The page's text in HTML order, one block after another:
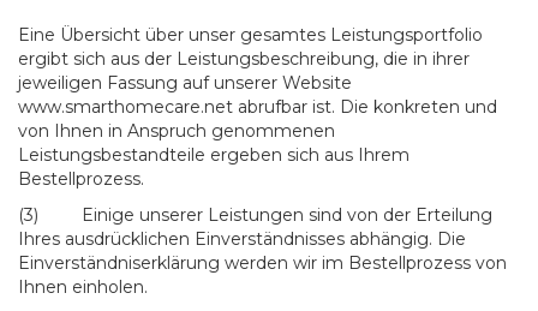
Eine Übersicht über unser gesamtes Leistungsportfolio
ergibt sich aus der Leistungsbeschreibung, die in ihrer
jeweiligen Fassung auf unserer Website
www.smarthomecare.net abrufbar ist. Die konkreten und
von Ihnen in Anspruch genommenen
Leistungsbestandteile ergeben sich aus Ihrem
Bestellprozess.
(3) Einige unserer Leistungen sind von der Erteilung
Ihres ausdrücklichen Einverständnisses abhängig. Die
Einverständniserklärung werden wir im Bestellprozess von
Ihnen einholen.